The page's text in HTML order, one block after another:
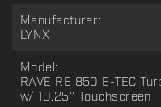
Manufacturer:
LYNX
Model:
RAVE RE 850 E-TEC
w/ 10.25'' Touchscreen